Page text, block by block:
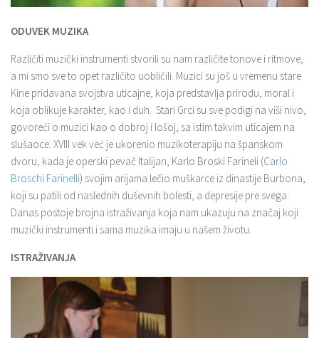
ODUVEK MUZIKA
Različiti muzički instrumenti stvorili su nam različite tonove i ritmove,
a mi smo sve to opet različito uobličili. Muzici su još u vremenu stare
Kine pridavana svojstva uticajne, koja predstavlja prirodu, moral i
koja oblikuje karakter, kao i duh. Stari Grci su sve podigi na viši nivo,
govoreći o muzici kao o dobroj i lošoj, sa istim takvim uticajem na
slušaoce. XVIII vek već je ukorenio muzikoterapiju na španskom
dvoru, kada je operski pevač Italijan, Karlo Broski Farineli (Carlo
Broschi Farinelli) svojim arijama lečio muškarce iz dinastije Burbona,
koji su patili od naslednih duševnih bolesti, a depresije pre svega.
Danas postoje brojna istraživanja koja nam ukazuju na značaj koji
muzički instrumenti i sama muzika imaju u našem životu.
ISTRAŽIVANJA